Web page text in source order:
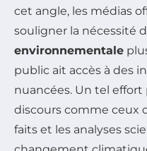
cet angle, les médias
souligner la nécessité
environnementale
public ait accès à des
nuancées. Un tel
discours comme ceux
faits et les analyses